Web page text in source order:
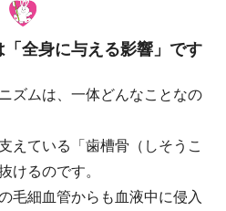
全身に与える影響」です
ズムは、一体どんなことなの
えている「歯槽骨（しそうこ
けるのです。
毛細血管からも血液中に侵入